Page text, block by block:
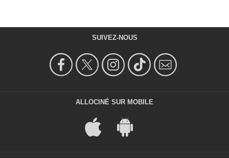
SUIVEZ-NOUS
ALLOCINÉ SUR MOBILE